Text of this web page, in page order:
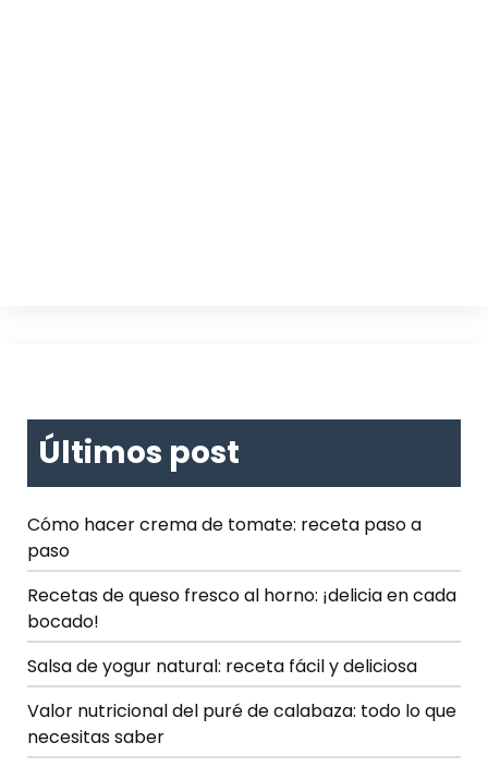
Últimos post
Cómo hacer crema de tomate: receta paso a
paso
Recetas de queso fresco al horno: ¡delicia en cada
bocado!
Salsa de yogur natural: receta fácil y deliciosa
Valor nutricional del puré de calabaza: todo lo que
necesitas saber